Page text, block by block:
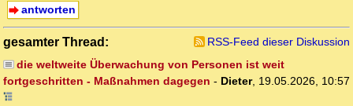
antworten
gesamter Thread:
RSS-Feed dieser Diskussion
die weltweite Überwachung von Personen ist weit
fortgeschritten - Maßnahmen dagegen - Dieter, 19.05.2026, 10:57